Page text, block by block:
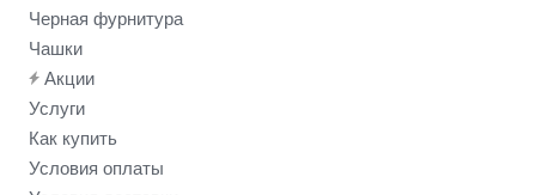
Черная фурнитура
Чашки
Акции
Услуги
Как купить
Условия оплаты